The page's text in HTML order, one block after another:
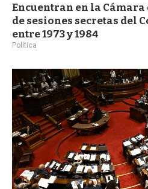
Encuentran en la Cámara
de sesiones secretas del
entre 1973 y 1984
Política